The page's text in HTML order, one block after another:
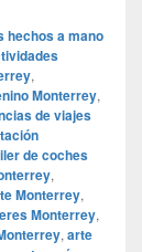
hechos a mano
,
Monterrey,
de viajes
de coches
,
Monterrey,
Monterrey,
, arte